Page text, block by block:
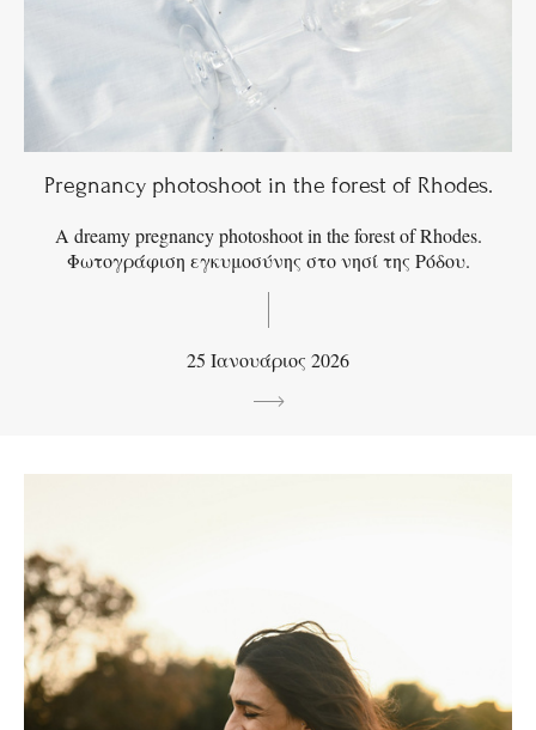
Pregnancy photoshoot in the forest of Rhodes.
A dreamy pregnancy photoshoot in the forest of Rhodes.
Φωτογράφιση εγκυμοσύνης στο νησί της Ρόδου.
25 Ιανουάριος 2026